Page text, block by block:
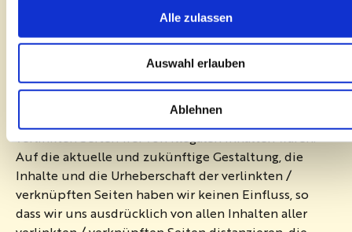
Alle zulassen
Auswahl erlauben
Ablehnen
Wide-Web-Sites von unseren Websites aus. McCain
unterstützt dadurch nicht die Inhalte oder Produkte
oder Dienstleistungen, die auf solchen Websites zur
Verfügung stehen. Wir übernehmen keine Gewähr für
die Inhalte oder Richtigkeit der Materialien auf
Zeitpunkt der Linksetzung die entsprechenden
Auf die aktuelle und zukünftige Gestaltung, die
Inhalte und die Urheberschaft der verlinkten /
verknüpften Seiten haben wir keinen Einfluss, so
dass wir uns ausdrücklich von allen Inhalten aller